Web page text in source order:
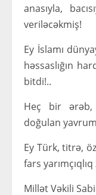
anasıyla,
veriləcəkmiş!
Ey İslamı
həssaslığın
bitdi!..
Heç bir ərəb,
doğulan
Ey Türk, titrə,
fars
Millət Vəkili